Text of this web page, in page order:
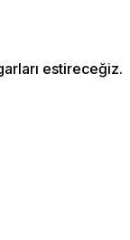
estireceğiz.